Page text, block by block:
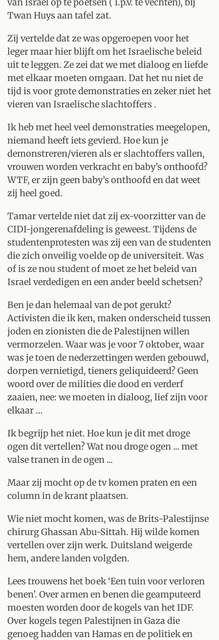
Twan Huys aan tafel zat.
Zij vertelde dat ze was opgeroepen voor het
leger maar hier blijft om het Israelische beleid
uit te leggen. Ze zei dat we met dialoog en liefde
met elkaar moeten omgaan. Dat het nu niet de
tijd is voor grote demonstraties en zeker niet het
vieren van Israelische slachtoffers .
Ik heb met heel veel demonstraties meegelopen,
niemand heeft iets gevierd. Hoe kun je
demonstreren/vieren als er slachtoffers vallen,
vrouwen worden verkracht en baby’s onthoofd?
WTF, er zijn geen baby’s onthoofd en dat weet
zij heel goed.
Tamar vertelde niet dat zij ex-voorzitter van de
CIDI-jongerenafdeling is geweest. Tijdens de
studentenprotesten was zij een van de studenten
die zich onveilig voelde op de universiteit. Was
of is ze nou student of moet ze het beleid van
Israel verdedigen en een ander beeld schetsen?
Ben je dan helemaal van de pot gerukt?
Activisten die ik ken, maken onderscheid tussen
joden en zionisten die de Palestijnen willen
vermorzelen. Waar was je voor 7 oktober, waar
was je toen de nederzettingen werden gebouwd,
dorpen vernietigd, tieners geliquideerd? Geen
woord over de milities die dood en verderf
zaaien, nee: we moeten in dialoog, lief zijn voor
elkaar …
Ik begrijp het niet. Hoe kun je dit met droge
ogen dit vertellen? Wat nou droge ogen ... met
valse tranen in de ogen ...
Maar zij mocht op de tv komen praten en een
column in de krant plaatsen.
Wie niet mocht komen, was de Brits-Palestijnse
chirurg Ghassan Abu-Sittah. Hij wilde komen
vertellen over zijn werk. Duitsland weigerde
hem, andere landen volgden.
Lees trouwens het boek ‘Een tuin voor verloren
benen’. Over armen en benen die geamputeerd
moesten worden door de kogels van het IDF.
Over kogels tegen Palestijnen in Gaza die
genoeg hadden van Hamas en de politiek en